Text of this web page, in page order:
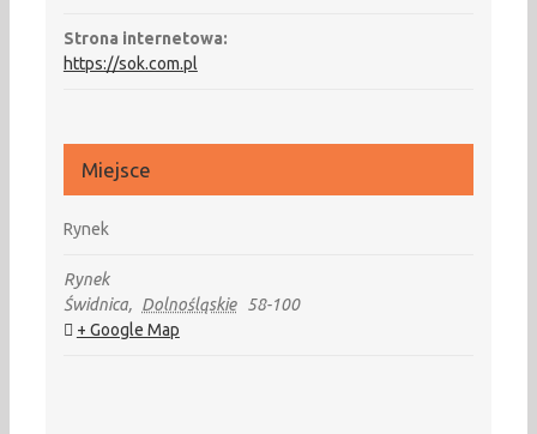
Strona internetowa:
https://sok.com.pl
Miejsce
Rynek
Rynek
Świdnica, Dolnośląskie 58-100
+ Google Map